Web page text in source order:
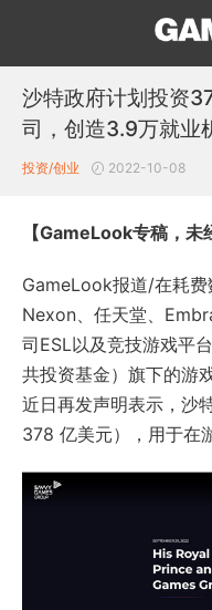
沙特政府计划投资
司，创造3.9万就业
投资/创业 2022-10-08
【GameLook专稿，未
GameLook报道/在耗
Nexon、任天堂、
司ESL以及竞技游戏平
共投资基金）旗下的游
近日再发声明表示，沙
378 亿美元），用于在